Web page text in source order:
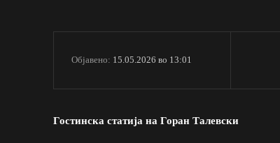
Објавено: 15.05.2026 во 13:01
Гостинска статија на Горан Талевски